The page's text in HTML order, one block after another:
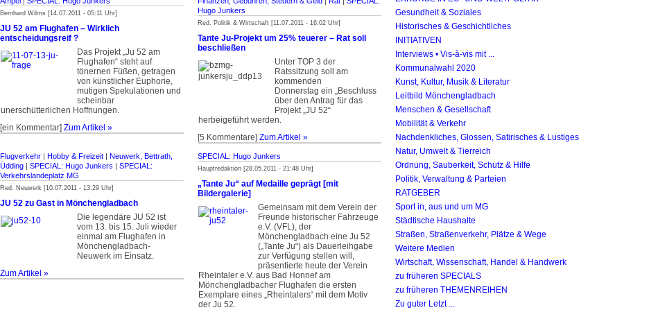
Bernhard Wilms [14.07.2011 - 05:11 Uhr]
JU 52 am Flughafen – Wirklich
entscheidungsreif ?
Das Projekt „Ju 52 am
Flughafen“ steht auf
tönernen Füßen, getragen
von künstlicher Euphorie,
mutigen Spekulationen und
scheinbar
unerschütterlichen Hoffnungen.
[ein Kommentar] Zum Artikel »
Hugo Junkers
Red. Politik & Wirtschaft [11.07.2011 - 16:02 Uhr]
Tante Ju-Projekt um 25% teuerer – Rat soll
beschließen
Unter TOP 3 der
Ratssitzung soll am
kommenden
Donnerstag ein „Beschluss
über den Antrag für das
Projekt „JU 52“
herbeigeführt werden.
[5 Kommentare] Zum Artikel »
Flugverkehr | Hobby & Freizeit | Neuwerk, Bettrath,
Üdding | SPECIAL: Hugo Junkers | SPECIAL:
Verkehrslandeplatz MG
Red. Neuwerk [10.07.2011 - 13:29 Uhr]
JU 52 zu Gast in Mönchengladbach
Die legendäre JU 52 ist
vom 13. bis 15. Juli wieder
einmal am Flughafen in
Mönchengladbach-
Neuwerk im Einsatz.
Zum Artikel »
SPECIAL: Hugo Junkers
Hauptredaktion [28.05.2011 - 21:48 Uhr]
„Tante Ju“ auf Medaille geprägt [mit
Bildergalerie]
Gemeinsam mit dem Verein der
Freunde historischer Fahrzeuge
e.V. (VFL), der
Mönchengladbach eine Ju 52
(„Tante Ju“) als Dauerleihgabe
zur Verfügung stellen will,
präsentierte heute der Verein
Rheintaler e.V. aus Bad Honnef am
Mönchengladbacher Flughafen die ersten
Exemplare eines „Rheintalers“ mit dem Motiv
der Ju 52.
Gesundheit & Soziales
Historisches & Geschichtliches
INITIATIVEN
Interviews • Vis-à-vis mit ...
Kommunalwahl 2020
Kunst, Kultur, Musik & Literatur
Leitbild Mönchengladbach
Menschen & Gesellschaft
Mobilität & Verkehr
Nachdenkliches, Glossen, Satirisches & Lustiges
Natur, Umwelt & Tierreich
Ordnung, Sauberkeit, Schutz & Hilfe
Politik, Verwaltung & Parteien
RATGEBER
Sport in, aus und um MG
Städtische Haushalte
Straßen, Straßenverkehr, Plätze & Wege
Weitere Medien
Wirtschaft, Wissenschaft, Handel & Handwerk
zu früheren SPECIALS
zu früheren THEMENREIHEN
Zu guter Letzt ...